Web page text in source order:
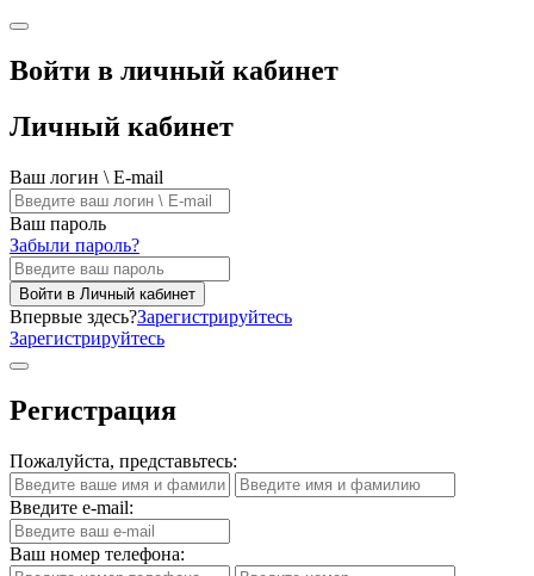
Войти в личный кабинет
Личный кабинет
Ваш логин \ E-mail
Ваш пароль
Забыли пароль?
Войти в Личный кабинет
Впервые здесь?Зарегистрируйтесь
Зарегистрируйтесь
Регистрация
Пожалуйста, представьтесь:
Введите e-mail:
Ваш номер телефона: